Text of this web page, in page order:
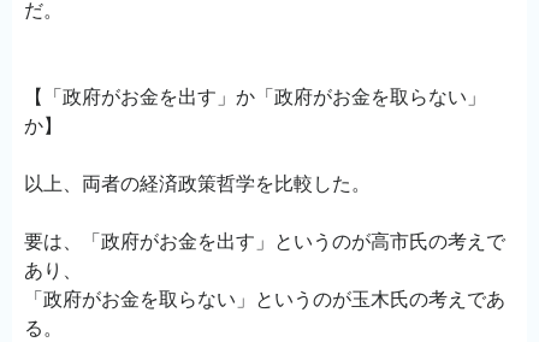
だ。
【「政府がお金を出す」か「政府がお金を取らない」
か】
以上、両者の経済政策哲学を比較した。
要は、「政府がお金を出す」というのが高市氏の考えで
あり、
「政府がお金を取らない」というのが玉木氏の考えであ
る。